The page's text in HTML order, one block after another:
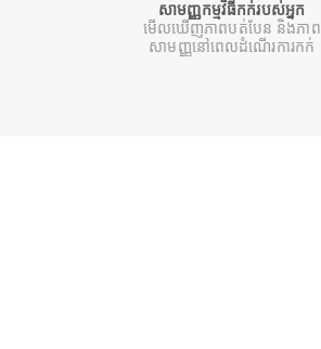
សាមញ្ញកម្មវិធីកក់របស់អ្នក
មើលឃើញភាពបត់បែន និងភាព
សាមញ្ញនៅពេលដំណើរការកក់